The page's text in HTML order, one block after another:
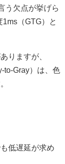
う欠点が挙げら
1ms（GTG）と
りますが、
to-Gray）は、色
低遅延が求め